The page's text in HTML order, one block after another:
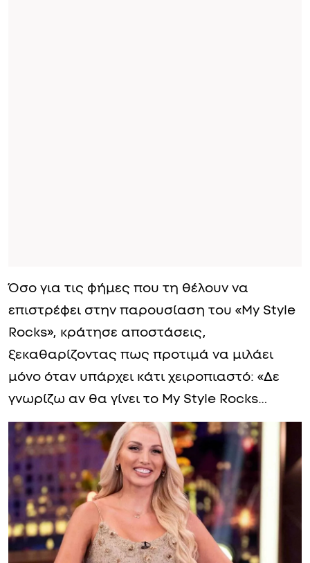
Όσο για τις φήμες που τη θέλουν να
επιστρέφει στην παρουσίαση του «My Style
Rocks», κράτησε αποστάσεις,
ξεκαθαρίζοντας πως προτιμά να μιλάει
μόνο όταν υπάρχει κάτι χειροπιαστό: «Δε
γνωρίζω αν θα γίνει το Μy Style Rocks…